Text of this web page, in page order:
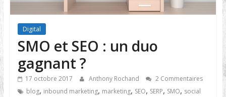
Digital
SMO et SEO : un duo
gagnant ?
17 octobre 2017 Anthony Rochand
2 Commentaires
blog, inbound marketing, marketing, SEO, SERP, SMO, social